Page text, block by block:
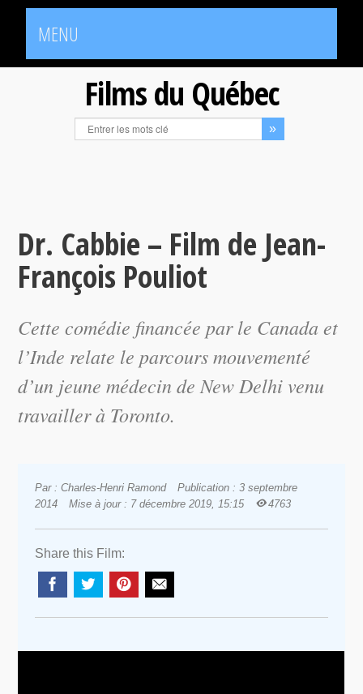
MENU
Films du Québec
Dr. Cabbie – Film de Jean-
François Pouliot
Cette comédie financée par le Canada et
l’Inde relate le parcours mouvementé
d’un jeune médecin de New Delhi venu
travailler à Toronto.
Par : Charles-Henri Ramond
Publication : 3 septembre
2014
Mise à jour : 7 décembre 2019, 15:15 4763
Share this Film: